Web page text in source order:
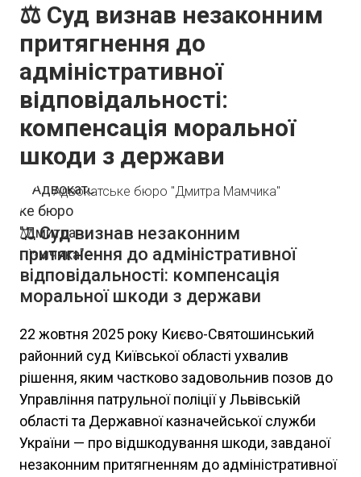
⚖️ Суд визнав незаконним
притягнення до
адміністративної
відповідальності:
компенсація моральної
шкоди з держави
Адвокатське бюро "Дмитра Мамчика"
⚖️ Суд визнав незаконним
притягнення до адміністративної
відповідальності: компенсація
моральної шкоди з держави
22 жовтня 2025 року Києво-Святошинський
районний суд Київської області ухвалив
рішення, яким частково задовольнив позов до
Управління патрульної поліції у Львівській
області та Державної казначейської служби
України — про відшкодування шкоди, завданої
незаконним притягненням до адміністративної